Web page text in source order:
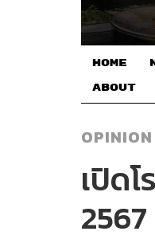
HOME
ABOUT
OPINION
เปิด
2567